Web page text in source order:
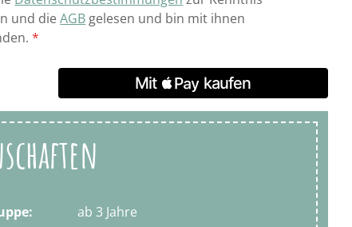
und dieAGB gelesen und bin mit ihnen
*
ab 3 Jahre